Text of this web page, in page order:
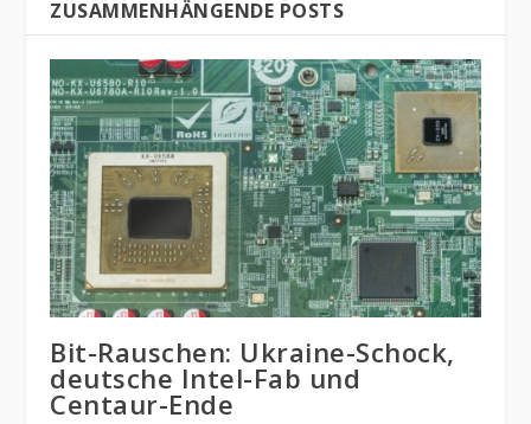
ZUSAMMENHÄNGENDE POSTS
Bit-Rauschen: Ukraine-Schock,
deutsche Intel-Fab und
Centaur-Ende